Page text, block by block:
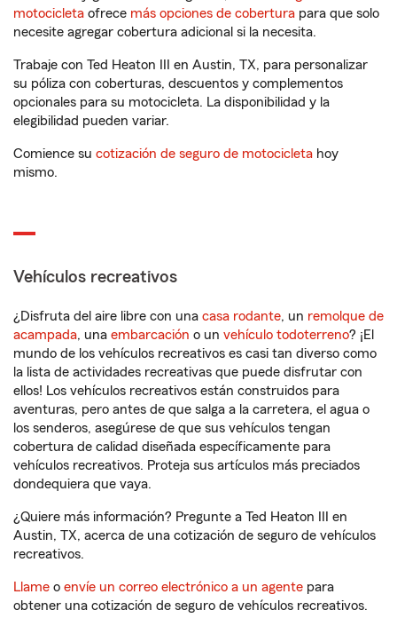
motocicleta ofrece más opciones de cobertura para que solo
necesite agregar cobertura adicional si la necesita.
Trabaje con Ted Heaton III en Austin, TX, para personalizar
su póliza con coberturas, descuentos y complementos
opcionales para su motocicleta. La disponibilidad y la
elegibilidad pueden variar.
Comience su cotización de seguro de motocicleta hoy
mismo.
Vehículos recreativos
¿Disfruta del aire libre con una casa rodante, un remolque de
acampada, una embarcación o un vehículo todoterreno? ¡El
mundo de los vehículos recreativos es casi tan diverso como
la lista de actividades recreativas que puede disfrutar con
ellos! Los vehículos recreativos están construidos para
aventuras, pero antes de que salga a la carretera, el agua o
los senderos, asegúrese de que sus vehículos tengan
cobertura de calidad diseñada específicamente para
vehículos recreativos. Proteja sus artículos más preciados
dondequiera que vaya.
¿Quiere más información? Pregunte a Ted Heaton III en
Austin, TX, acerca de una cotización de seguro de vehículos
recreativos.
Llame o envíe un correo electrónico a un agente para
obtener una cotización de seguro de vehículos recreativos.